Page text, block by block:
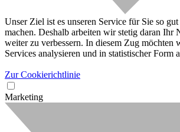
Unser Ziel ist es unseren Service für Sie so
machen. Deshalb arbeiten wir stetig daran Ihr
weiter zu verbessern. In diesem Zug möchten
Services analysieren und in statistischer Form
Zur Cookierichtlinie
Marketing